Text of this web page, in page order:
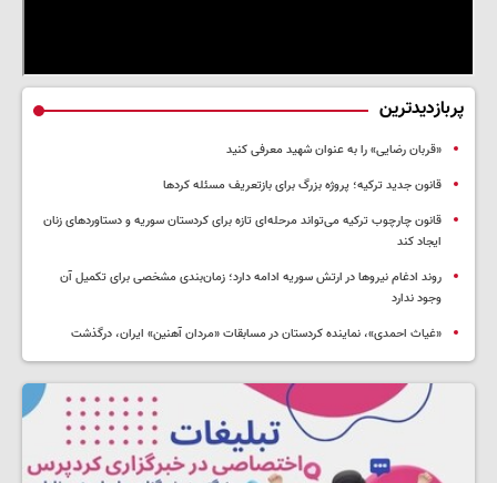
پربازدیدترین
«قربان رضایی» را به عنوان شهید معرفی کنید
قانون جدید ترکیه؛ پروژه بزرگ‌ برای بازتعریف مسئله کردها
قانون چارچوب ترکیه می‌تواند مرحله‌ای تازه برای کردستان سوریه و دستاوردهای زنان
ایجاد کند
روند ادغام نیروها در ارتش سوریه ادامه دارد؛ زمان‌بندی مشخصی برای تکمیل آن
وجود ندارد
«غیاث احمدی»، نماینده کردستان در مسابقات «مردان آهنین» ایران، درگذشت